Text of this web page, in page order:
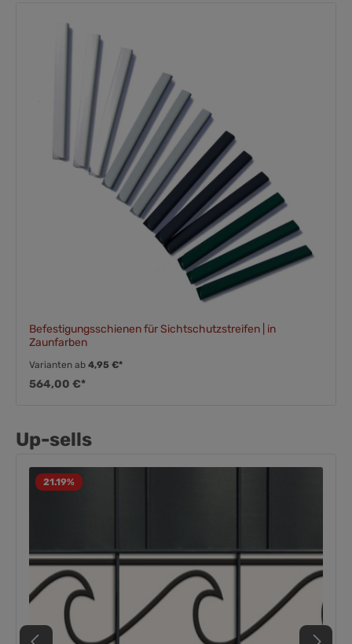
Befestigungsschienen für Sichtschutzstreifen | in
Zaunfarben
Varianten ab 4,95 €*
564,00 €*
Up-sells
21.19%